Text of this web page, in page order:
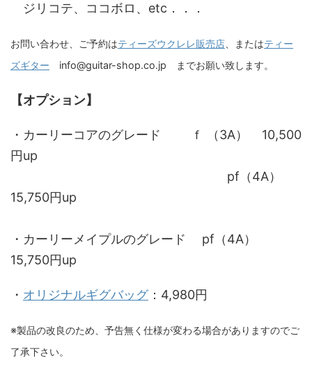
ジリコテ、ココボロ、etc．．．
お問い合わせ、ご予約はティーズウクレレ販売店 、またはティー
ズギター info@guitar-shop.co.jp までお願い致します。
【オプション】
・カーリーコアのグレード ｆ （3A） 10,500
円up
pf（4A）
15,750円up
・カーリーメイプルのグレード pf（4A）
15,750円up
・ オリジナルギグバッグ：4,980円
※製品の改良のため、予告無く仕様が変わる場合がありますのでご
了承下さい。